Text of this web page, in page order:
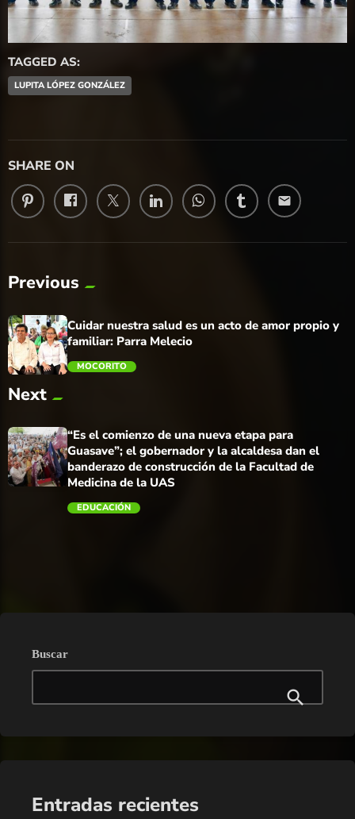
TAGGED AS:
LUPITA LÓPEZ GONZÁLEZ
SHARE ON
email
Previous
trending_flat
Cuidar nuestra salud es un acto de amor propio y
familiar: Parra Melecio
MOCORITO
Next
“Es el comienzo de una nueva etapa para
Guasave”; el gobernador y la alcaldesa dan el
banderazo de construcción de la Facultad de
Medicina de la UAS
EDUCACIÓN
Buscar
Entradas recientes